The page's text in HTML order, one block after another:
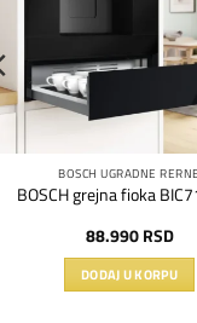
BOSCH UGRADNE RERNE
BOSCH grejna fioka
88.990 RSD
DODAJ U KORPU